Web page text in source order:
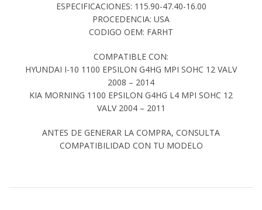
ESPECIFICACIONES: 115.90-47.40-16.00
PROCEDENCIA: USA
CODIGO OEM: FARHT
COMPATIBLE CON:
HYUNDAI I-10 1100 EPSILON G4HG MPI SOHC 12 VALV
2008 – 2014
KIA MORNING 1100 EPSILON G4HG L4 MPI SOHC 12
VALV 2004 – 2011
ANTES DE GENERAR LA COMPRA, CONSULTA
COMPATIBILIDAD CON TU MODELO